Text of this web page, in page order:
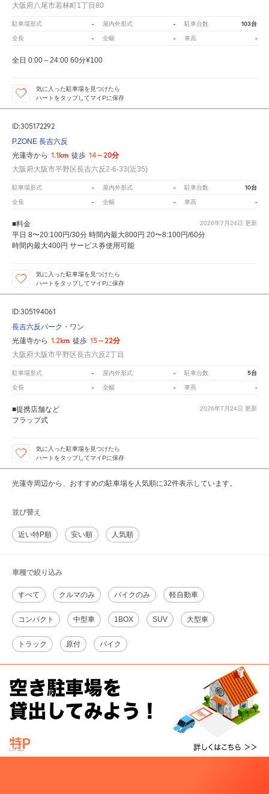
大阪府八尾市若林町1丁目80
駐車場形式 - 屋内外形式 - 駐車台数 103台
全長 - 全幅 - 車高 -
全日 0:00～24:00 60分¥100
気に入った駐車場を見つけたら
ハートをタップしてマイPに保存
ID:305172292
P.ZONE 長吉六反
光蓮寺から 1.1km 徒歩 14～20分
大阪府大阪市平野区長吉六反2-6-33(近35)
駐車場形式 - 屋内外形式 - 駐車台数 10台
全長 - 全幅 - 車高 -
2026年7月24日 更新
■料金
平日 8〜20:100円/30分 時間内最大800円 20〜8:100円/60分
時間内最大400円 サービス券使用可能
気に入った駐車場を見つけたら
ハートをタップしてマイPに保存
ID:305194061
長吉六反パーク・ワン
光蓮寺から 1.2km 徒歩 15～22分
大阪府大阪市平野区長吉六反2丁目
駐車場形式 - 屋内外形式 - 駐車台数 5台
全長 - 全幅 - 車高 -
2026年7月24日 更新
■提携店舗など
フラップ式
気に入った駐車場を見つけたら
ハートをタップしてマイPに保存
光蓮寺周辺から、おすすめの駐車場を人気順に32件表示しています。
並び替え
近い特P順 安い順 人気順
車種で絞り込み
すべて クルマのみ バイクのみ 軽自動車
コンパクト 中型車 1BOX SUV 大型車
トラック 原付 バイク